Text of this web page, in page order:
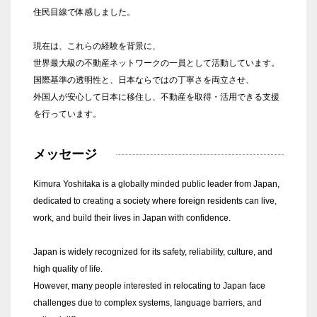
住民目線で体感しました。
現在は、これらの経験を背景に、
世界最大級の不動産ネットワークの一員として活動しています。
国際基準の透明性と、日本ならではの丁寧さを両立させ、
外国人が安心して日本に移住し、不動産を取得・活用できる支援
を行っています。
メッセージ
Kimura Yoshitaka is a globally minded public leader from Japan,
dedicated to creating a society where foreign residents can live,
work, and build their lives in Japan with confidence.
Japan is widely recognized for its safety, reliability, culture, and
high quality of life.
However, many people interested in relocating to Japan face
challenges due to complex systems, language barriers, and